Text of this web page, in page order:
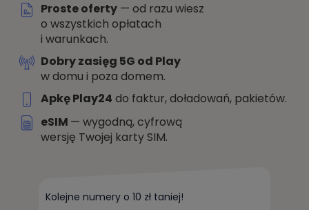
Proste oferty — od razu wiesz
o wszystkich opłatach
i warunkach.
Dobry zasięg 5G od Play
w domu i poza domem.
Apkę Play24 do faktur, doładowań, pakietów.
eSIM — wygodną, cyfrową
wersję Twojej karty SIM.
Kolejne numery o 10 zł taniej!